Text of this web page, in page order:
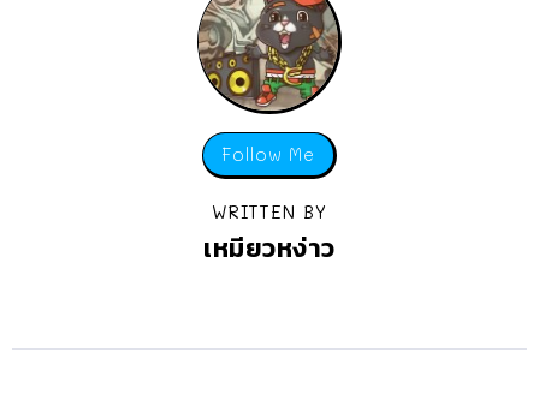
Follow Me
WRITTEN BY
เหมียวหง่าว